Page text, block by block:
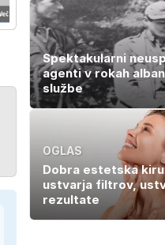
Spektakularni
agenti v rokah
službe
OGLAS
Dobra estetska
ustvarja filtrov,
rezultate